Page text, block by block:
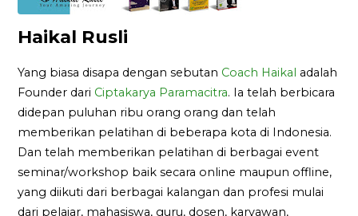
Haikal Rusli
Yang biasa disapa dengan sebutan Coach Haikal adalah
Founder dari Ciptakarya Paramacitra. Ia telah berbicara
didepan puluhan ribu orang orang dan telah
memberikan pelatihan di beberapa kota di Indonesia.
Dan telah memberikan pelatihan di berbagai event
seminar/workshop baik secara online maupun offline,
yang diikuti dari berbagai kalangan dan profesi mulai
dari pelajar, mahasiswa, guru, dosen, karyawan,